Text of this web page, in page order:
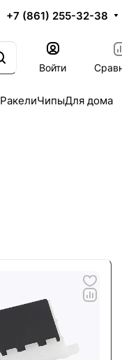
+7 (861) 255-32-38
Войти
РакелиЧипыДля дома